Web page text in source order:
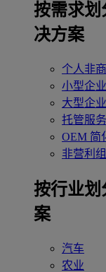
按需求划
决方案
个人非
小型企业
大型企业
托管服
OEM 简
非营利
按行业划
案
汽车
农业